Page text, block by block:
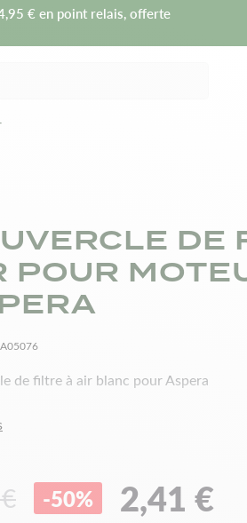
€ en point relais, offerte
DE
POUR
de filtre à air blanc pour Aspera
-50% 2,41 €